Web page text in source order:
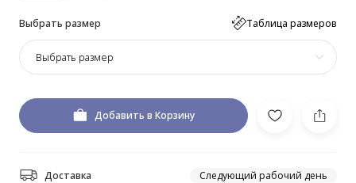
Выбрать размер Таблица размеров
Выбрать размер
Добавить в Корзину
Доставка Следующий рабочий день